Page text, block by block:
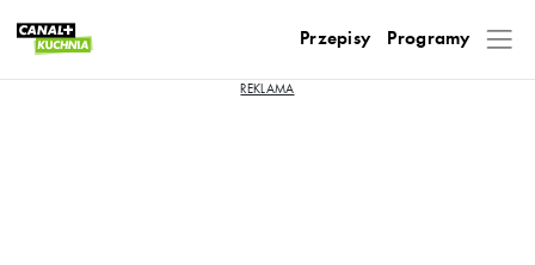
Przepisy Programy